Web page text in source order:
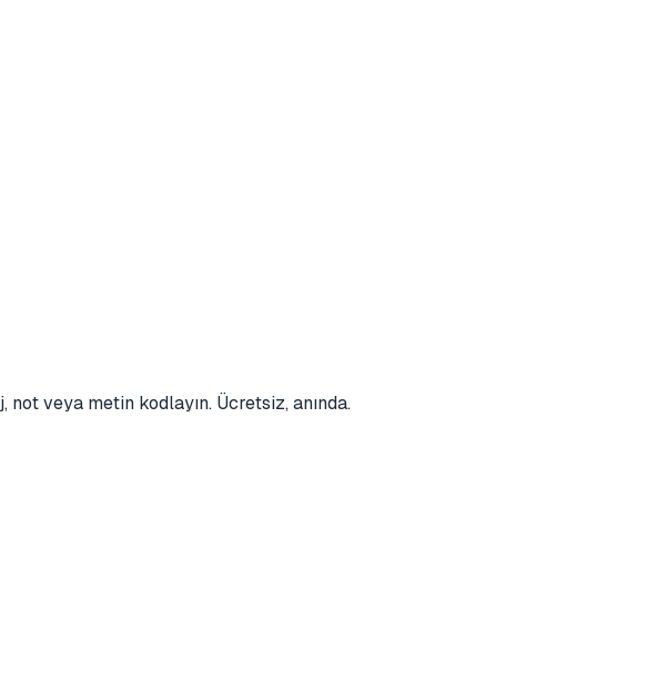
veya metin kodlayın. Ücretsiz, anında.